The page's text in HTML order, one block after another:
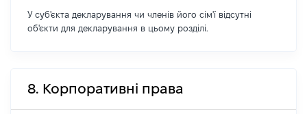
У суб'єкта декларування чи членів його сім'ї відсутні
об'єкти для декларування в цьому розділі.
8. Корпоративні права